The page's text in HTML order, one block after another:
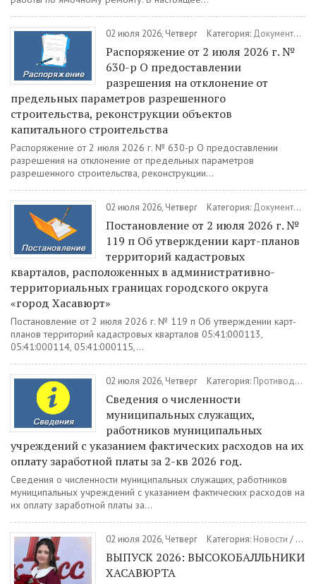
02 июля 2026, Четверг Категория: Документы /
Распоряжение от 2 июля 2026 г. №
630-р О предоставлении
разрешения на отклонение от
предельных параметров разрешенного
строительства, реконструкции объектов
капитального строительства
Распоряжение от 2 июля 2026 г. № 630-р О предоставлении
разрешения на отклонение от предельных параметров
разрешенного строительства, реконструкции...
02 июля 2026, Четверг Категория: Документы /
Постановление от 2 июля 2026 г. №
119 п Об утверждении карт-планов
территорий кадастровых
кварталов, расположенных в административно-
территориальных границах городского округа
«город Хасавюрт»
Постановление от 2 июля 2026 г. № 119 п Об утверждении карт-
планов территорий кадастровых кварталов 05:41:000113,
05:41:000114, 05:41:000115,...
02 июля 2026, Четверг Категория: Противодействие коррупции
Сведения о численности
муниципальных служащих,
работников муниципальных
учреждений с указанием фактических расходов на их
оплату заработной платы за 2-кв 2026 год.
Сведения о численности муниципальных служащих, работников
муниципальных учреждений с указанием фактических расходов на
их оплату заработной платы за...
02 июля 2026, Четверг Категория: Новости /
ВЫПУСК 2026: ВЫСОКОБАЛЛЬНИКИ
ХАСАВЮРТА